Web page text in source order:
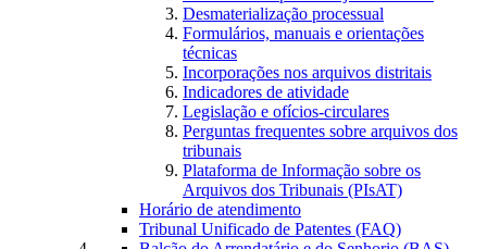
Desmaterialização processual
Formulários, manuais e orientações
técnicas
Incorporações nos arquivos distritais
Indicadores de atividade
Legislação e ofícios-circulares
Perguntas frequentes sobre arquivos dos
tribunais
Plataforma de Informação sobre os
Arquivos dos Tribunais (PIsAT)
Horário de atendimento
Tribunal Unificado de Patentes (FAQ)